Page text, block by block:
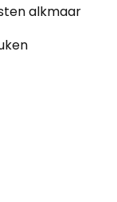
alkmaar